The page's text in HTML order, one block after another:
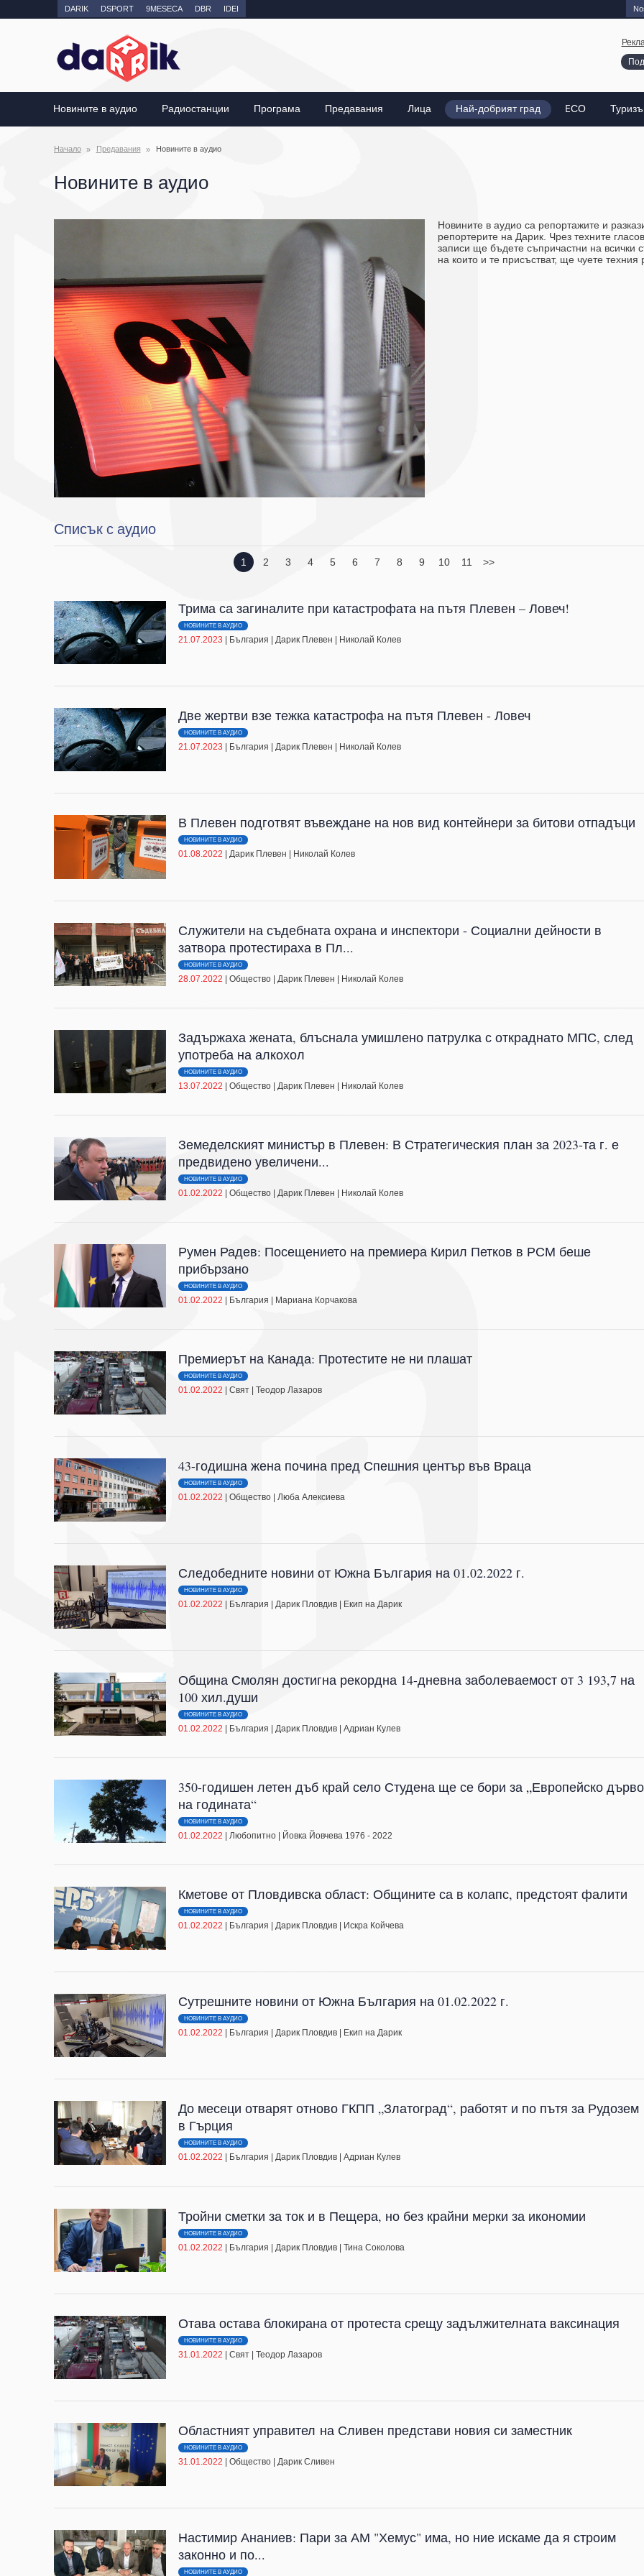
DARIK DSPORT 9MESECA DBR IDEI
Новините в аудио Радиостанции Програма Предавания Лица Най-добрият град EСО
Новините в аудио
Начало Предавания Новините в аудио
Новините в аудио са репортажите и
репортерите на Дарик. Чрез техните
записи ще бъдете съпричастни на всички
на които и те присъстват, ще чуете техния
Списък с аудио
1 2 3 4 5 6 7 8 9 10 11 >>
Трима са загиналите при катастрофата на пътя Плевен – Ловеч!
НОВИНИТЕ В АУДИО
21.07.2023 България |Дарик Плевен Николай Колев
Две жертви взе тежка катастрофа на пътя Плевен - Ловеч
НОВИНИТЕ В АУДИО
21.07.2023 България |Дарик Плевен Николай Колев
В Плевен подготвят въвеждане на нов вид контейнери за битови отпадъци
НОВИНИТЕ В АУДИО
01.08.2022 |Дарик Плевен Николай Колев
Служители на съдебната охрана и инспектори - Социални дейности в
затвора протестираха в Пл...
НОВИНИТЕ В АУДИО
28.07.2022 |Общество | Дарик Плевен | Николай Колев
Задържаха жената, блъснала умишлено патрулка с откраднато МПС, след
употреба на алкохол
НОВИНИТЕ В АУДИО
13.07.2022 |Общество | Дарик Плевен | Николай Колев
Земеделският министър в Плевен: В Стратегическия план за 2023-та г. е
предвидено увеличени...
НОВИНИТЕ В АУДИО
01.02.2022 |Общество | Дарик Плевен | Николай Колев
Румен Радев: Посещението на премиера Кирил Петков в РСМ беше
прибързано
НОВИНИТЕ В АУДИО
01.02.2022 | България | Мариана Корчакова
Премиерът на Канада: Протестите не ни плашат
НОВИНИТЕ В АУДИО
01.02.2022 |Свят |Теодор Лазаров
43-годишна жена почина пред Спешния център във Враца
НОВИНИТЕ В АУДИО
01.02.2022 |Общество |Люба Алексиева
Следобедните новини от Южна България на 01.02.2022 г.
НОВИНИТЕ В АУДИО
01.02.2022 България |Дарик Пловдив Екип на Дарик
Община Смолян достигна рекордна 14-дневна заболеваемост от 3 193,7 на
100 хил.души
НОВИНИТЕ В АУДИО
01.02.2022 България |Дарик Пловдив |Адриан Кулев
350-годишен летен дъб край село Студена ще се бори за „Европейско дърво
на годината“
НОВИНИТЕ В АУДИО
01.02.2022 |Любопитно Йовка Йовчева 1976 - 2022
Кметове от Пловдивска област: Общините са в колапс, предстоят фалити
НОВИНИТЕ В АУДИО
01.02.2022 България |Дарик Пловдив Искра Койчева
Сутрешните новини от Южна България на 01.02.2022 г.
НОВИНИТЕ В АУДИО
01.02.2022 България |Дарик Пловдив Екип на Дарик
До месеци отварят отново ГКПП „Златоград“, работят и по пътя за Рудозем
в Гърция
НОВИНИТЕ В АУДИО
01.02.2022 България |Дарик Пловдив |Адриан Кулев
Тройни сметки за ток и в Пещера, но без крайни мерки за икономии
НОВИНИТЕ В АУДИО
01.02.2022 | България | Дарик Пловдив |Тина Соколова
Отава остава блокирана от протеста срещу задължителната ваксинация
НОВИНИТЕ В АУДИО
31.01.2022 |Свят |Теодор Лазаров
Областният управител на Сливен представи новия си заместник
НОВИНИТЕ В АУДИО
31.01.2022 |Общество | Дарик Сливен
Настимир Ананиев: Пари за АМ "Хемус" има, но ние искаме да я строим
законно и по...
НОВИНИТЕ В АУДИО